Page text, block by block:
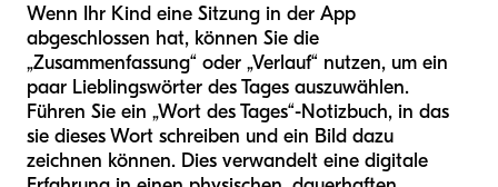
Wenn Ihr Kind eine Sitzung in der App
abgeschlossen hat, können Sie die
„Zusammenfassung“ oder „Verlauf“ nutzen, um ein
paar Lieblingswörter des Tages auszuwählen.
Führen Sie ein „Wort des Tages“-Notizbuch, in das
sie dieses Wort schreiben und ein Bild dazu
zeichnen können. Dies verwandelt eine digitale